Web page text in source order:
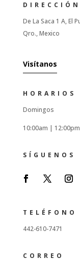
DIRECCIÓN
De La Saca 1 A, El
Qro., Mexico
Visítanos
HORARIOS
Domingos
10:00am | 12:00pm
SÍGUENOS
TELÉFONO
442-610-7471
CORREO